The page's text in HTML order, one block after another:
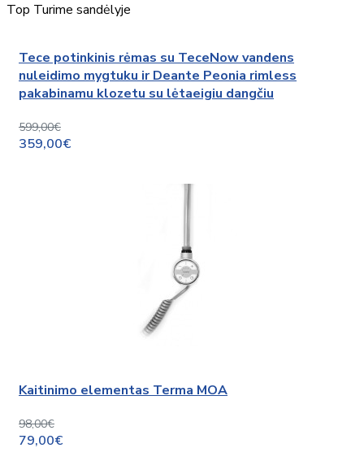
Top Turime sandėlyje
Tece potinkinis rėmas su TeceNow vandens
nuleidimo mygtuku ir Deante Peonia rimless
pakabinamu klozetu su lėtaeigiu dangčiu
599,00€
359,00€
Kaitinimo elementas Terma MOA
98,00€
79,00€